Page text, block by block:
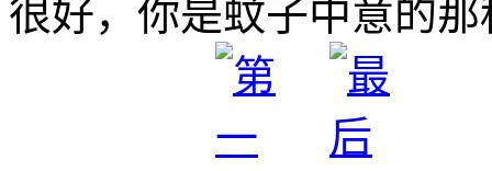
很好，你是蚊子中意的那